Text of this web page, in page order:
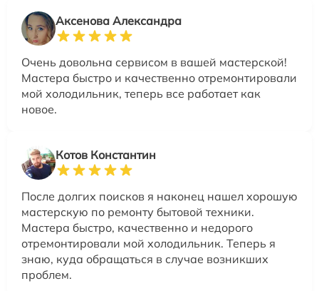
Аксенова Александра
Очень довольна сервисом в вашей мастерской!
Мастера быстро и качественно отремонтировали
мой холодильник, теперь все работает как
новое.
Котов Константин
После долгих поисков я наконец нашел хорошую
мастерскую по ремонту бытовой техники.
Мастера быстро, качественно и недорого
отремонтировали мой холодильник. Теперь я
знаю, куда обращаться в случае возникших
проблем.